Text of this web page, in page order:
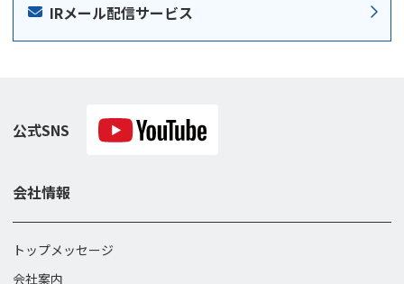
IRメール配信サービス
公式SNS
会社情報
トップメッセージ
会社案内